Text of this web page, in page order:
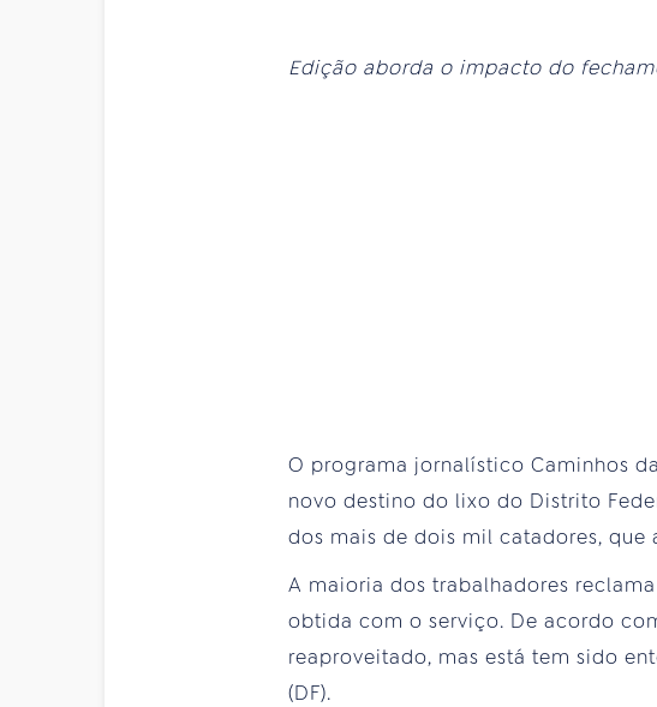
Edição aborda o impacto do
O programa jornalístico Caminhos
novo destino do lixo do Distrito
dos mais de dois mil catadores,
A maioria dos trabalhadores
obtida com o serviço. De acordo
reaproveitado, mas está tem sido
(DF).